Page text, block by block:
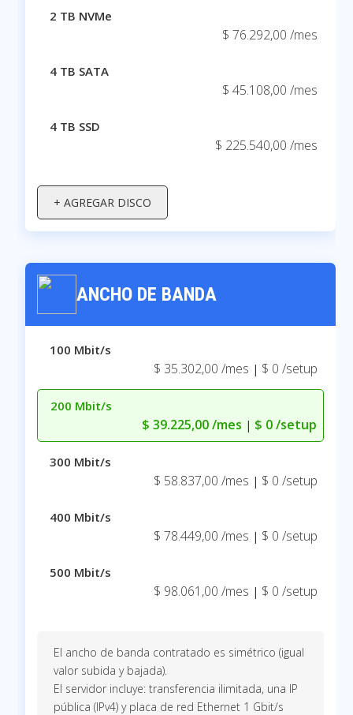
2 TB NVMe
$ 76.292,00 /mes
4 TB SATA
$ 45.108,00 /mes
4 TB SSD
$ 225.540,00 /mes
+ AGREGAR DISCO
ANCHO DE BANDA
100 Mbit/s
$ 35.302,00 /mes | $ 0 /setup
200 Mbit/s
$ 39.225,00 /mes | $ 0 /setup
300 Mbit/s
$ 58.837,00 /mes | $ 0 /setup
400 Mbit/s
$ 78.449,00 /mes | $ 0 /setup
500 Mbit/s
$ 98.061,00 /mes | $ 0 /setup
El ancho de banda contratado es simétrico (igual
valor subida y bajada).
El servidor incluye: transferencia ilimitada, una IP
pública (IPv4) y placa de red Ethernet 1 Gbit/s